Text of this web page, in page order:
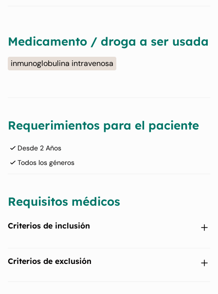
Medicamento / droga a ser usada
inmunoglobulina intravenosa
Requerimientos para el paciente
Desde 2 Años
Todos los géneros
Requisitos médicos
Criterios de inclusión
Criterios de exclusión